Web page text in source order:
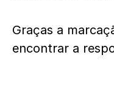
Graças a
encontrar a